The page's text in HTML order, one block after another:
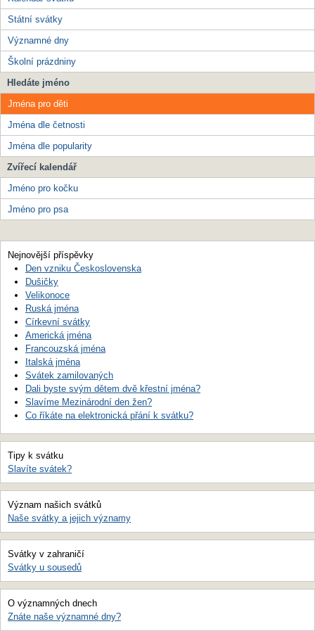
Státní svátky
Významné dny
Školní prázdniny
Hledáte jméno
Jména pro děti
Jména dle četnosti
Jména dle popularity
Zvířecí kalendář
Jméno pro kočku
Jméno pro psa
Nejnovější příspěvky
Den vzniku Československa
Dušičky
Velikonoce
Ruská jména
Církevní svátky
Americká jména
Francouzská jména
Italská jména
Svátek zamilovaných
Dali byste svým dětem dvě křestní jména?
Slavíme Mezinárodní den žen?
Co říkáte na elektronická přání k svátku?
Tipy k svátku
Slavíte svátek?
Význam našich svátků
Naše svátky a jejich významy
Svátky v zahraničí
Svátky u sousedů
O významných dnech
Znáte naše významné dny?